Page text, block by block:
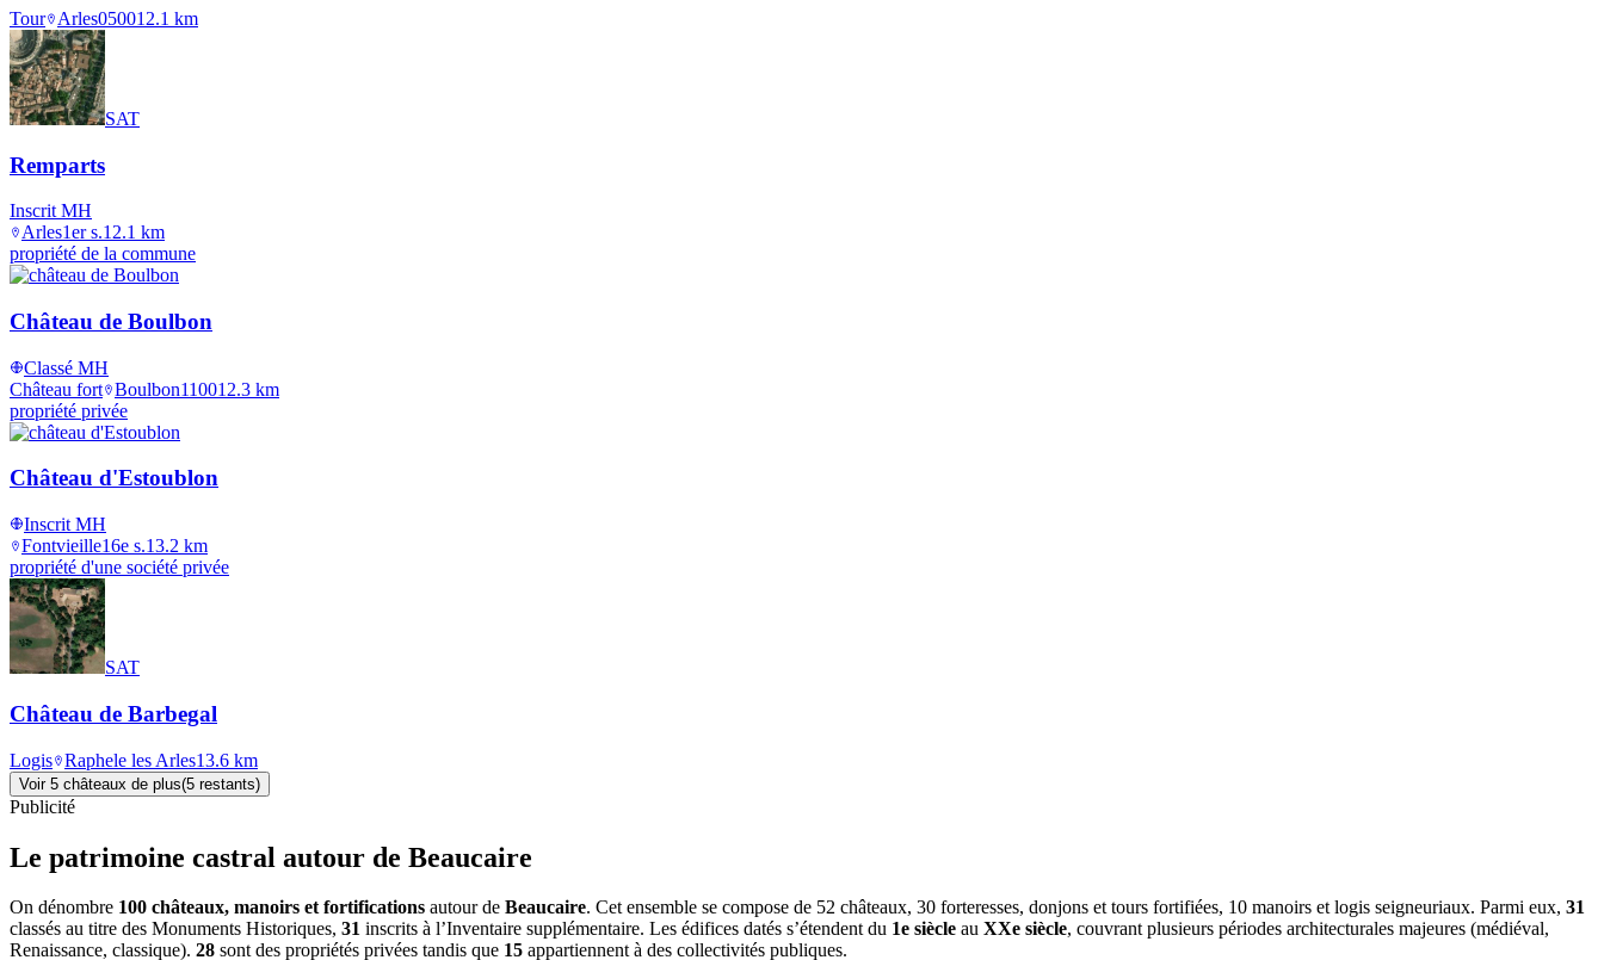
Tour Arles050012.1 km
SAT
Remparts
Inscrit MH
Arles1er s.12.1 km
propriété de la commune
Château de Boulbon
Classé MH
Château fort Boulbon110012.3 km
propriété privée
Château d'Estoublon
Inscrit MH
Fontvieille16e s.13.2 km
propriété d'une société privée
SAT
Château de Barbegal
Logis Raphele les Arles13.6 km
Voir 5 châteaux de plus(5 restants)
Publicité
Le patrimoine castral autour de Beaucaire
On dénombre 100 châteaux, manoirs et fortifications autour de Beaucaire. Cet ensemble se compose de 52 châteaux, 30 forteresses, donjons et tours fortifiées, 10 manoirs et logis seigneuriaux. Parmi eux, 31
classés au titre des Monuments Historiques, 31 inscrits à l’Inventaire supplémentaire. Les édifices datés s’étendent du 1e siècle au XXe siècle, couvrant plusieurs périodes architecturales majeures (médiéval,
Renaissance, classique). 28 sont des propriétés privées tandis que 15 appartiennent à des collectivités publiques.